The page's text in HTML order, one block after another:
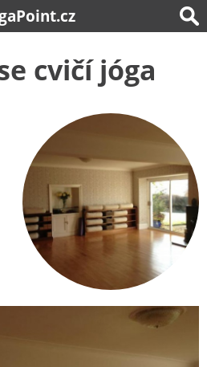
cvičí jóga